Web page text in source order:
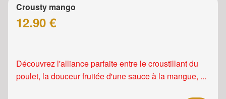
Crousty mango
12.90 €
Découvrez l'alliance parfaite entre le croustillant du
poulet, la douceur fruitée d'une sauce à la mangue, ...